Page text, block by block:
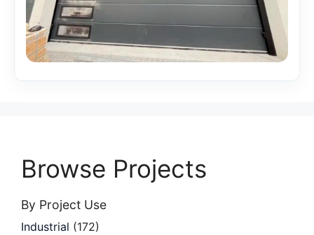
Browse Projects
By Project Use
Industrial (172)